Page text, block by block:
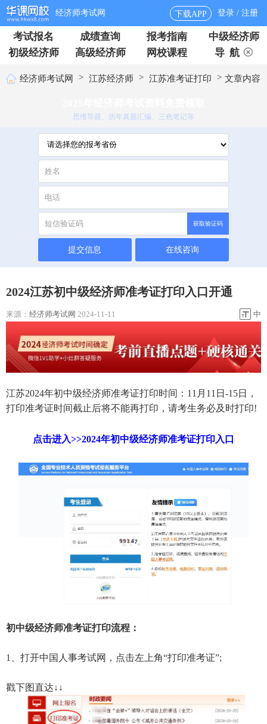
经济师考试网 下载APP 登录 / 注册
考试报名 成绩查询 报考指南
中级经济师
初级经济师
高级经济师 网校课程 导 航
经济师考试网 > 江苏经济师 > 江苏准考证打印 > 文章内容
思维导题、历年真题汇编、三色笔记等
获取验证码
提交信息 在线咨询
2024江苏初中级经济师准考证打印入口开通
来源： 经济师考试网 2024-11-11 中
江苏2024年初中级经济师准考证打印时间：11月11日-15日，
打印准考证时间截止后将不能再打印，请考生务必及时打印!
点击进入>>2024年初中级经济师准考证打印入口
初中级经济师准考证打印流程：
1、打开中国人事考试网，点击左上角“打印准考证”;
戳下图直达↓↓